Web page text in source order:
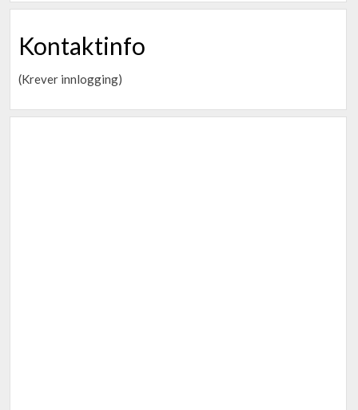
Kontaktinfo
(Krever innlogging)